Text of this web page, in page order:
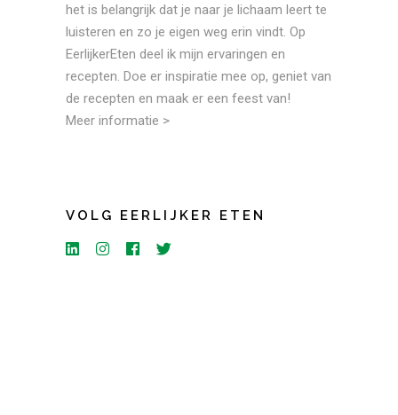
het is belangrijk dat je naar je lichaam leert te
luisteren en zo je eigen weg erin vindt. Op
EerlijkerEten deel ik mijn ervaringen en
recepten. Doe er inspiratie mee op, geniet van
de recepten en maak er een feest van!
Meer informatie >
VOLG EERLIJKER ETEN